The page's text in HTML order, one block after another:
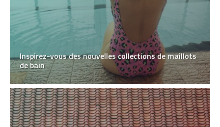
Inspirez-vous des nouvelles collections de maillots
de bain